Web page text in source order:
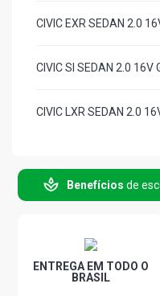
CIVIC EXR SEDAN 2.0
CIVIC SI SEDAN 2.0
CIVIC LXR SEDAN 2.0
CIVIC LXS SEDAN 1.8
CIVIC EXL SEDAN 2.0
Benefícios de
ENTREGA EM TODO O
BRASIL